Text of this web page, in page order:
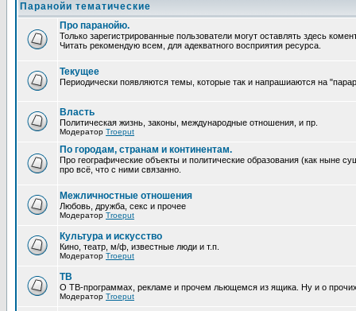
Паранойи тематические
Про паранойю.
Только зарегистрированные пользователи могут оставлять здесь
Читать рекомендую всем, для адекватного восприятия ресурса.
Текущее
Периодически появляются темы, которые так и напрашиаются на
Власть
Политическая жизнь, законы, международные отношения, и пр.
Модератор Troeput
По городам, странам и континентам.
Про географические объекты и политические образования (как ныне
про всё, что с ними связанно.
Межличностные отношения
Любовь, дружба, секс и прочее
Модератор Troeput
Культура и искусство
Кино, театр, м/ф, известные люди и т.п.
Модератор Troeput
ТВ
О ТВ-программах, рекламе и прочем льющемся из ящика. Ну и о
Модератор Troeput